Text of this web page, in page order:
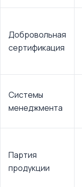
Добровольная
сертификация
Системы
менеджмента
Партия
продукции